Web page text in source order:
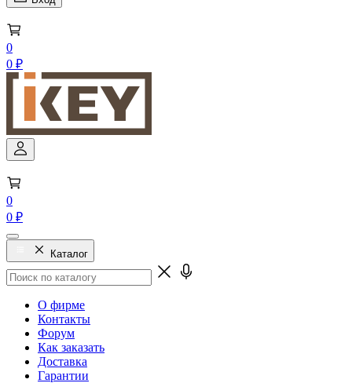
0
0 ₽
0
0 ₽
Каталог
О фирме
Контакты
Форум
Как заказать
Доставка
Гарантии